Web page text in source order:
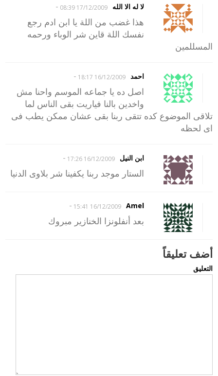
لا له الا الله 17/12/2009 08:39
-
هذا غضب من اللة يا ابن ادم رجع
نفسك اللة قاين شر الوباء ورحمه
المسللمين
احمد 16/12/2009 18:17
-
اصل ده يا جماعه الموسم واحنا مش
واخدين بالنا فياريت بقى الناس لما
تلاقى الموضوع كده تتقى ربنا بقى عشان ممكن يطب فى
اى لحظه
ابن النيل 16/12/2009 17:26
-
الستار موجد ربنا يكفينا شر بلاوى الدنيا
Amel
16/12/2009 15:41
-
بعد أنفلونزا الخنازير مبروك
أضف تعليقاً
التعليق